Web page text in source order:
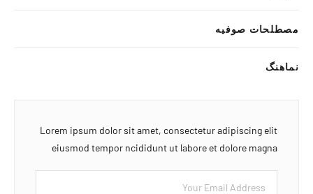
مصطلحات صوفیه
نماهنگ
Lorem ipsum dolor sit amet, consectetur adipiscing elit
eiusmod tempor ncididunt ut labore et dolore magna